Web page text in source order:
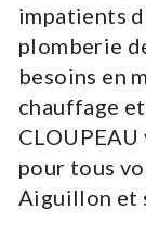
impatients
plomberie
besoins en
chauffage
pour tous
Aiguillon et